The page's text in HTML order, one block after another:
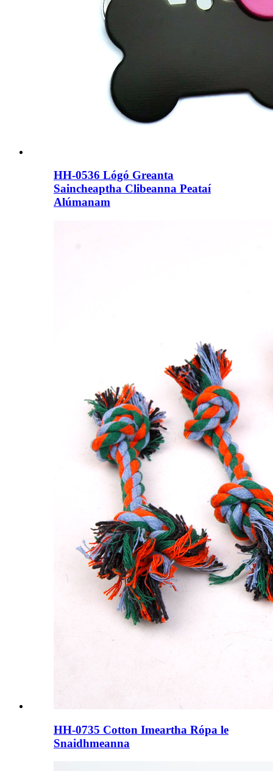
HH-0536 Lógó Greanta
Saincheaptha Clibeanna Peataí
Alúmanam
HH-0735 Cotton Imeartha Rópa le
Snaidhmeanna